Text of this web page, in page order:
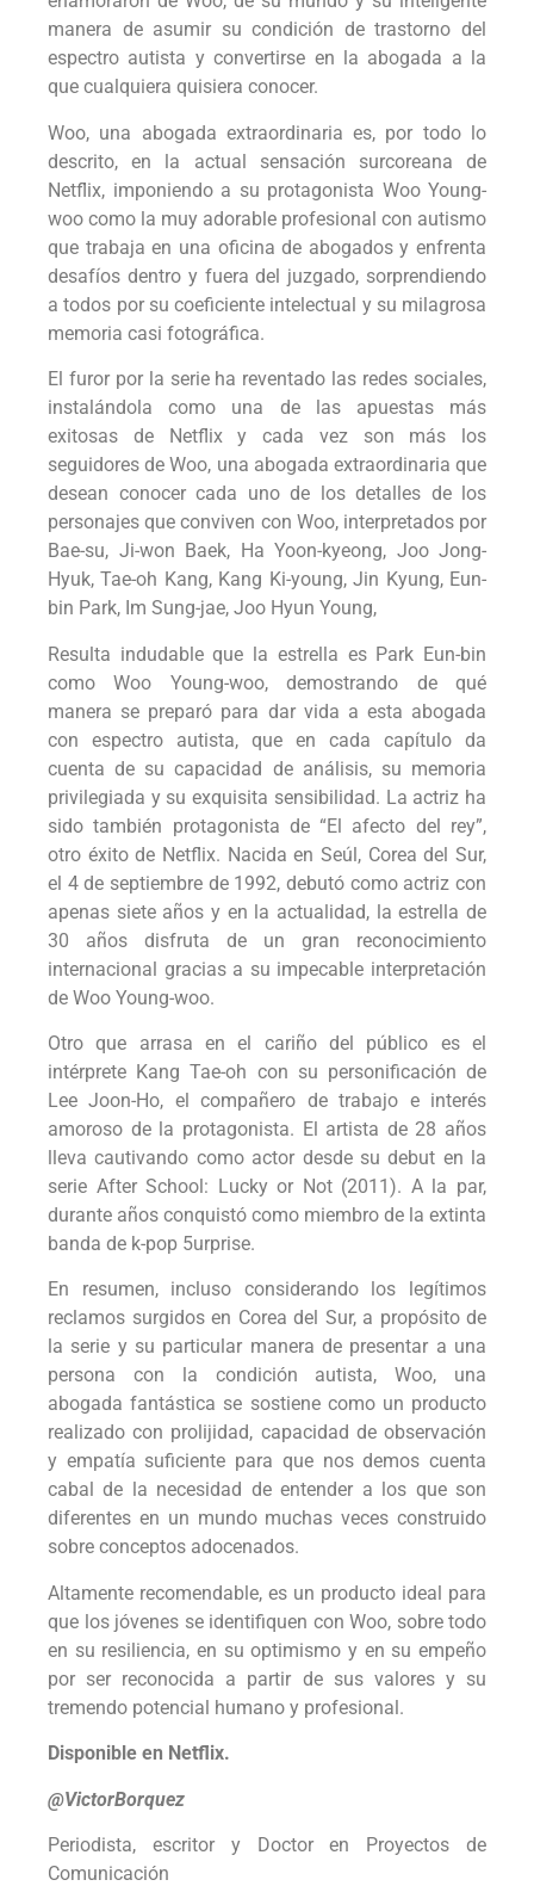
manera de asumir su condición de trastorno del
espectro autista y convertirse en la abogada a la
que cualquiera quisiera conocer.
Woo, una abogada extraordinaria es, por todo lo
descrito, en la actual sensación surcoreana de
Netflix, imponiendo a su protagonista Woo Young-
woo como la muy adorable profesional con autismo
que trabaja en una oficina de abogados y enfrenta
desafíos dentro y fuera del juzgado, sorprendiendo
a todos por su coeficiente intelectual y su milagrosa
memoria casi fotográfica.
El furor por la serie ha reventado las redes sociales,
instalándola como una de las apuestas más
exitosas de Netflix y cada vez son más los
seguidores de Woo, una abogada extraordinaria que
desean conocer cada uno de los detalles de los
personajes que conviven con Woo, interpretados por
Bae-su, Ji-won Baek, Ha Yoon-kyeong, Joo Jong-
Hyuk, Tae-oh Kang, Kang Ki-young, Jin Kyung, Eun-
bin Park, Im Sung-jae, Joo Hyun Young,
Resulta indudable que la estrella es Park Eun-bin
como Woo Young-woo, demostrando de qué
manera se preparó para dar vida a esta abogada
con espectro autista, que en cada capítulo da
cuenta de su capacidad de análisis, su memoria
privilegiada y su exquisita sensibilidad. La actriz ha
sido también protagonista de “El afecto del rey”,
otro éxito de Netflix. Nacida en Seúl, Corea del Sur,
el 4 de septiembre de 1992, debutó como actriz con
apenas siete años y en la actualidad, la estrella de
30 años disfruta de un gran reconocimiento
internacional gracias a su impecable interpretación
de Woo Young-woo.
Otro que arrasa en el cariño del público es el
intérprete Kang Tae-oh con su personificación de
Lee Joon-Ho, el compañero de trabajo e interés
amoroso de la protagonista. El artista de 28 años
lleva cautivando como actor desde su debut en la
serie After School: Lucky or Not (2011). A la par,
durante años conquistó como miembro de la extinta
banda de k-pop 5urprise.
En resumen, incluso considerando los legítimos
reclamos surgidos en Corea del Sur, a propósito de
la serie y su particular manera de presentar a una
persona con la condición autista, Woo, una
abogada fantástica se sostiene como un producto
realizado con prolijidad, capacidad de observación
y empatía suficiente para que nos demos cuenta
cabal de la necesidad de entender a los que son
diferentes en un mundo muchas veces construido
sobre conceptos adocenados.
Altamente recomendable, es un producto ideal para
que los jóvenes se identifiquen con Woo, sobre todo
en su resiliencia, en su optimismo y en su empeño
por ser reconocida a partir de sus valores y su
tremendo potencial humano y profesional.
Disponible en Netflix.
@VictorBorquez
Periodista, escritor y Doctor en Proyectos de
Comunicación